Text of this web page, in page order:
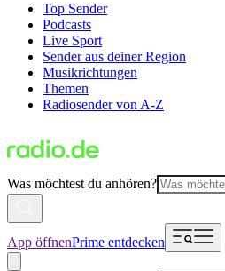
Top Sender
Podcasts
Live Sport
Sender aus deiner Region
Musikrichtungen
Themen
Radiosender von A-Z
Was möchtest du anhören?
App öffnenPrime entdecken